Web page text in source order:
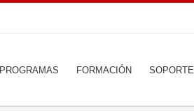
PROGRAMAS FORMACIÓN SOPORTE